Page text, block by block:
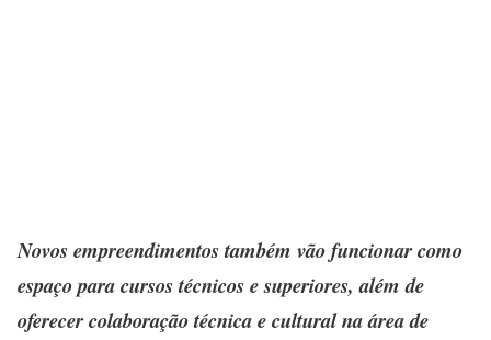
Novos empreendimentos também vão funcionar como
espaço para cursos técnicos e superiores, além de
oferecer colaboração técnica e cultural na área de